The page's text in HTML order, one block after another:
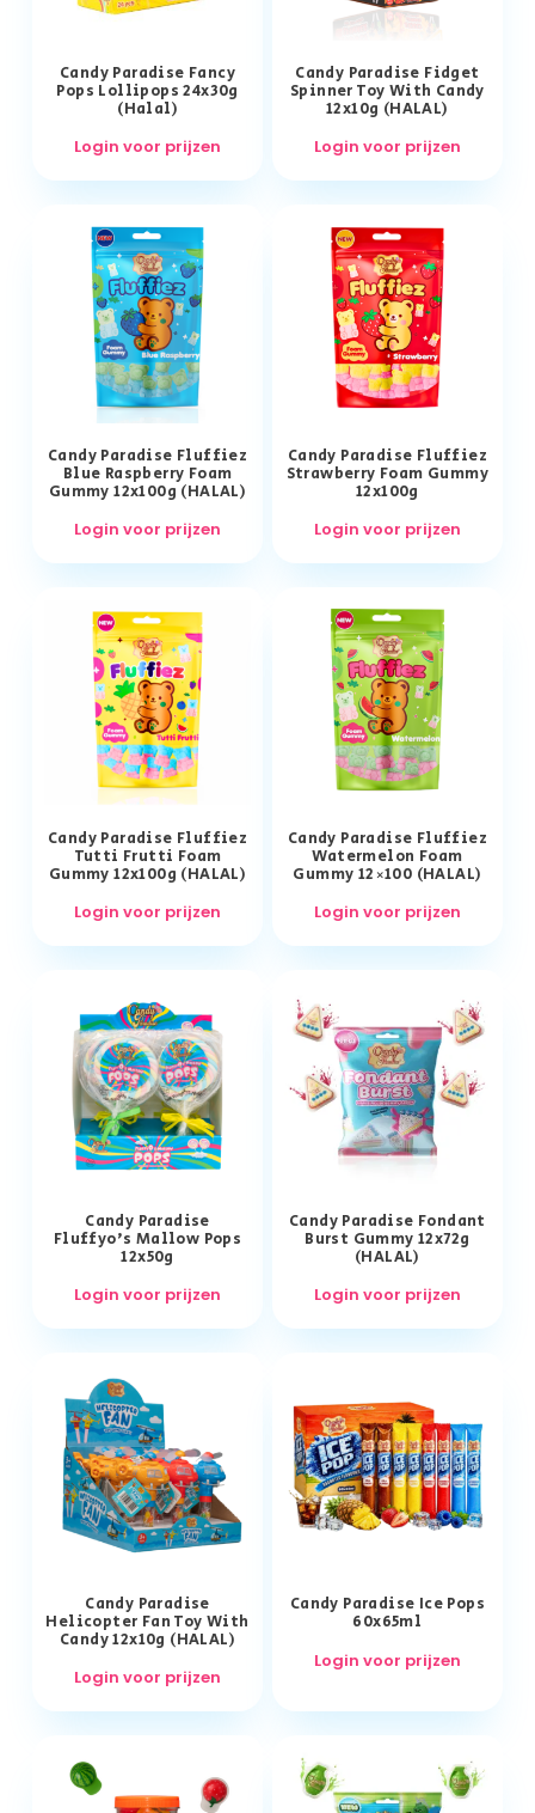
Candy Paradise Fancy
Pops Lollipops 24x30g
(Halal)
Login voor prijzen
Candy Paradise Fidget
Spinner Toy With Candy
12x10g (HALAL)
Login voor prijzen
Candy Paradise Fluffiez
Blue Raspberry Foam
Gummy 12x100g (HALAL)
Login voor prijzen
Candy Paradise Fluffiez
Strawberry Foam Gummy
12x100g
Login voor prijzen
Candy Paradise Fluffiez
Tutti Frutti Foam
Gummy 12x100g (HALAL)
Login voor prijzen
Candy Paradise Fluffiez
Watermelon Foam
Gummy 12×100 (HALAL)
Login voor prijzen
Candy Paradise
Fluffyo’s Mallow Pops
12x50g
Login voor prijzen
Candy Paradise Fondant
Burst Gummy 12x72g
(HALAL)
Login voor prijzen
Candy Paradise
Helicopter Fan Toy With
Candy 12x10g (HALAL)
Login voor prijzen
Candy Paradise Ice Pops
60x65ml
Login voor prijzen